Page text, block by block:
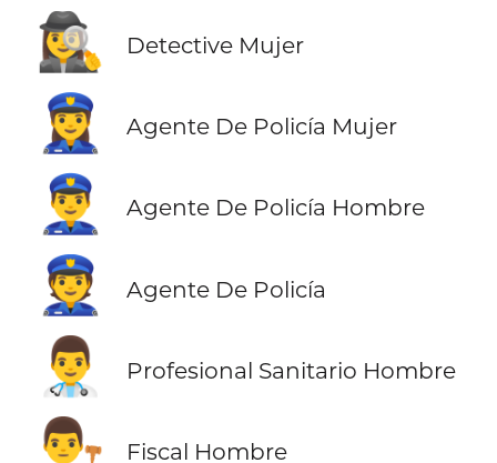
🕵️‍♀️ Detective Mujer
👮‍♀️ Agente De Policía Mujer
👮‍♂️ Agente De Policía Hombre
👮 Agente De Policía
👨‍⚕️ Profesional Sanitario Hombre
👨‍⚖️ Fiscal Hombre